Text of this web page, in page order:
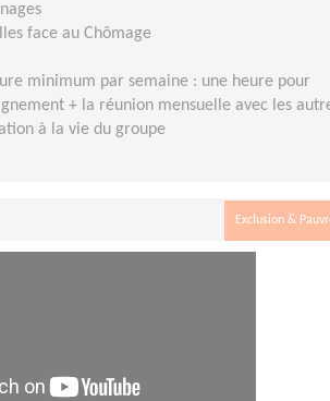
face au Chômage
minimum par semaine : une heure pour
+ la réunion mensuelle avec les
à la vie du groupe
Exclusion &